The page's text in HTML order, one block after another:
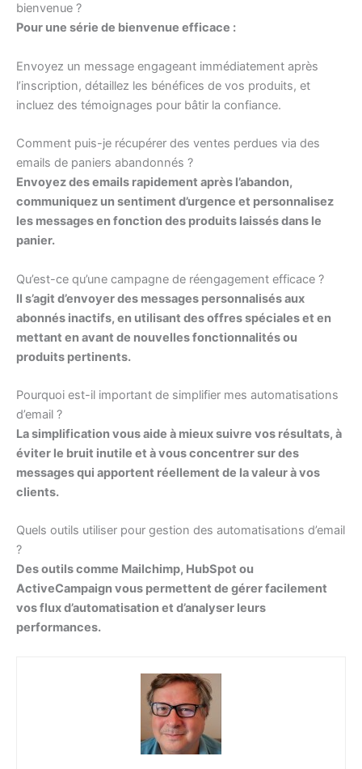
bienvenue ?
Pour une série de bienvenue efficace :
Envoyez un message engageant immédiatement après
l’inscription, détaillez les bénéfices de vos produits, et
incluez des témoignages pour bâtir la confiance.
Comment puis-je récupérer des ventes perdues via des
emails de paniers abandonnés ?
Envoyez des emails rapidement après l’abandon,
communiquez un sentiment d’urgence et personnalisez
les messages en fonction des produits laissés dans le
panier.
Qu’est-ce qu’une campagne de réengagement efficace ?
Il s’agit d’envoyer des messages personnalisés aux
abonnés inactifs, en utilisant des offres spéciales et en
mettant en avant de nouvelles fonctionnalités ou
produits pertinents.
Pourquoi est-il important de simplifier mes automatisations
d’email ?
La simplification vous aide à mieux suivre vos résultats, à
éviter le bruit inutile et à vous concentrer sur des
messages qui apportent réellement de la valeur à vos
clients.
Quels outils utiliser pour gestion des automatisations d’email
?
Des outils comme Mailchimp, HubSpot ou
ActiveCampaign vous permettent de gérer facilement
vos flux d’automatisation et d’analyser leurs
performances.